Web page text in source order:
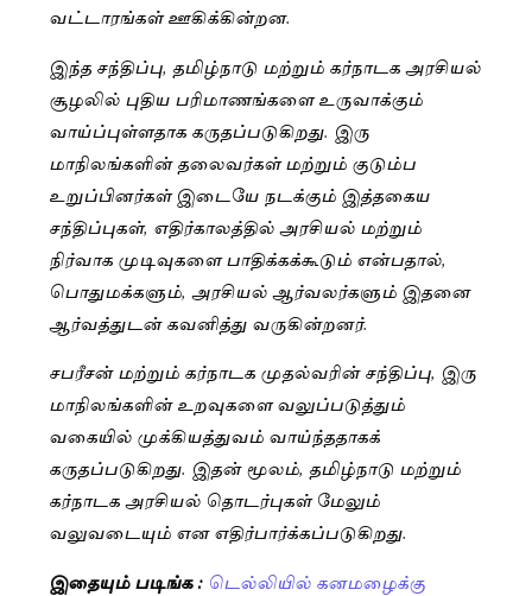
வட்டாரங்கள் ஊகிக்கின்றன.
இந்த சந்திப்பு, தமிழ்நாடு மற்றும் கர்நாடக அரசியல்
சூழலில் புதிய பரிமாணங்களை உருவாக்கும்
வாய்ப்புள்ளதாக கருதப்படுகிறது. இரு
மாநிலங்களின் தலைவர்கள் மற்றும் குடும்ப
உறுப்பினர்கள் இடையே நடக்கும் இத்தகைய
சந்திப்புகள், எதிர்காலத்தில் அரசியல் மற்றும்
நிர்வாக முடிவுகளை பாதிக்கக்கூடும் என்பதால்,
பொதுமக்களும், அரசியல் ஆர்வலர்களும் இதனை
ஆர்வத்துடன் கவனித்து வருகின்றனர்.
சபரீசன் மற்றும் கர்நாடக முதல்வரின் சந்திப்பு, இரு
மாநிலங்களின் உறவுகளை வலுப்படுத்தும்
வகையில் முக்கியத்துவம் வாய்ந்ததாகக்
கருதப்படுகிறது. இதன் மூலம், தமிழ்நாடு மற்றும்
கர்நாடக அரசியல் தொடர்புகள் மேலும்
வலுவடையும் என எதிர்பார்க்கப்படுகிறது.
இதையும் படிங்க : டெல்லியில் கனமழைக்கு